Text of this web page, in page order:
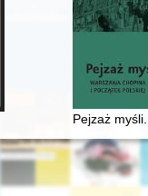
druków i nagrań
Pejzaż